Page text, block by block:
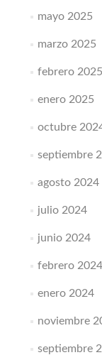
mayo 2025
marzo 2025
febrero 2025
enero 2025
octubre
septiembre
agosto 2024
julio 2024
junio 2024
febrero 2024
enero 2024
noviembre
septiembre